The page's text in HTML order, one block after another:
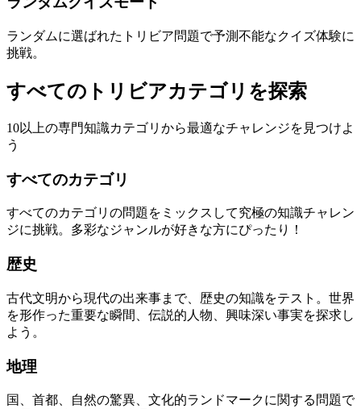
ランダムに選ばれたトリビア問題で予測不能なクイズ体験に
挑戦。
すべてのトリビアカテゴリを探索
10以上の専門知識カテゴリから最適なチャレンジを見つけよ
う
すべてのカテゴリ
すべてのカテゴリの問題をミックスして究極の知識チャレン
ジに挑戦。多彩なジャンルが好きな方にぴったり！
歴史
古代文明から現代の出来事まで、歴史の知識をテスト。世界
を形作った重要な瞬間、伝説的人物、興味深い事実を探求し
よう。
地理
国、首都、自然の驚異、文化的ランドマークに関する問題で